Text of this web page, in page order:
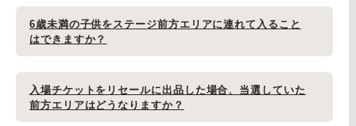
6歳未満の子供をステージ前方エリアに連れて入ること
はできますか？
入場チケットをリセールに出品した場合、当選していた
前方エリアはどうなりますか？